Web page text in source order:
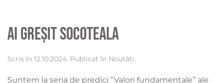
Ai greșit socoteala
Scris în 12.10.2024. Publicat în Noutăți.
Suntem la seria de predici ”Valori fundamentale” ale